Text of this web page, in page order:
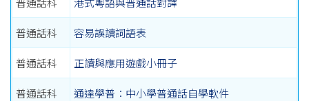
普通話科 容易誤讀詞語表
普通話科 正讀與應用遊戲小冊子
普通話科 通達學普：中小學普通話自學軟件